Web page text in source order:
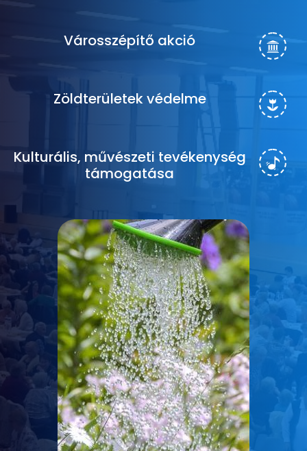
Városszépítő akció
Zöldterületek védelme
Kulturális, művészeti tevékenység
támogatása